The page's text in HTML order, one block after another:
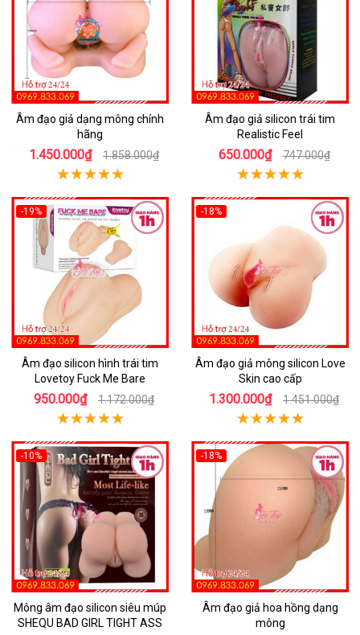
Âm đạo giả dạng mông chính
hãng
1.450.000₫ 1.858.000₫
Âm đạo giả silicon trái tim
Realistic Feel
650.000₫ 747.000₫
-19%
Âm đạo silicon hình trái tim
Lovetoy Fuck Me Bare
950.000₫ 1.172.000₫
-18%
Âm đạo giả mông silicon Love
Skin cao cấp
1.300.000₫ 1.451.000₫
-10%
Mông âm đạo silicon siêu múp
SHEQU BAD GIRL TIGHT ASS
-18%
Âm đạo giả hoa hồng dạng
mông